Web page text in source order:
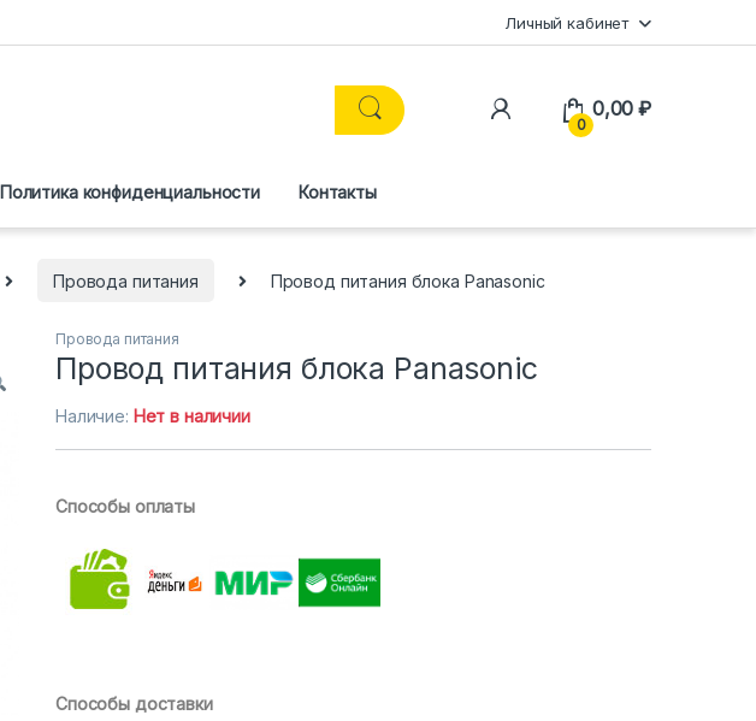
Личный кабинет
0
0,00₽
Политика конфиденциальности Контакты
Провода питания Провод питания блока Panasonic
Провода питания
Провод питания блока Panasonic
Наличие: Нет в наличии
Способы оплаты
Способы доставки